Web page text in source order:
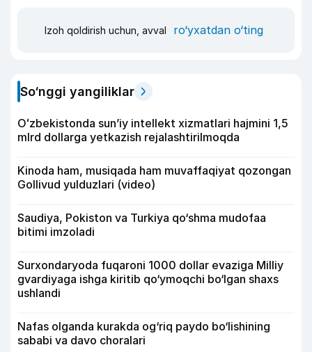
Izoh qoldirish uchun, avval ro‘yxatdan o‘ting
So‘nggi yangiliklar
Oʻzbekistonda sunʼiy intellekt xizmatlari hajmini 1,5
mlrd dollarga yetkazish rejalashtirilmoqda
Kinoda ham, musiqada ham muvaffaqiyat qozongan
Gollivud yulduzlari (video)
Saudiya, Pokiston va Turkiya qo‘shma mudofaa
bitimi imzoladi
Surxondaryoda fuqaroni 1000 dollar evaziga Milliy
gvardiyaga ishga kiritib qo‘ymoqchi bo‘lgan shaxs
ushlandi
Nafas olganda kurakda og‘riq paydo bo‘lishining
sababi va davo choralari